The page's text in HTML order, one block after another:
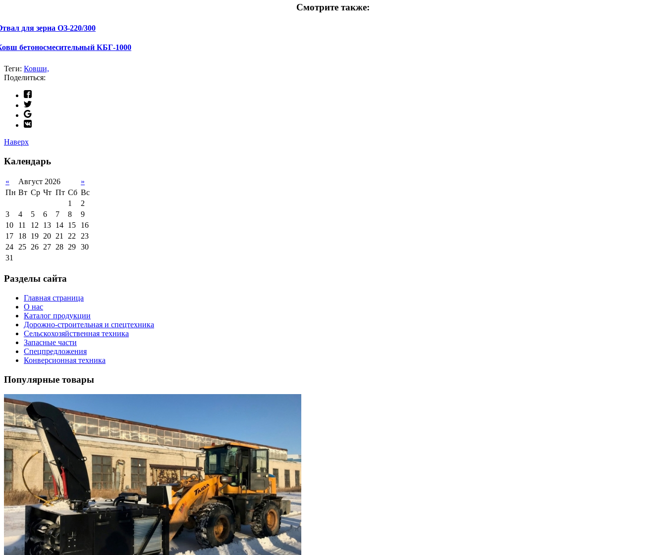
Смотрите также:
для зерна ОЗ-220/300
бетоносмесительный КБГ-1000
Теги: Ковши,
Поделиться:
Наверх
Календарь
« Август 2026
»
Пн Вт Ср Чт Пт Сб Вс
1
2
3
4 5 6 7 8
9
10
11 12 13 14 15
16
17
18 19 20 21 22 23
24 25 26 27 28 29 30
31
Разделы сайта
Главная страница
О нас
Каталог продукции
Дорожно-строительная и спецтехника
Сельскохозяйственная техника
Запасные части
Спецпредложения
Конверсионная техника
Популярные товары